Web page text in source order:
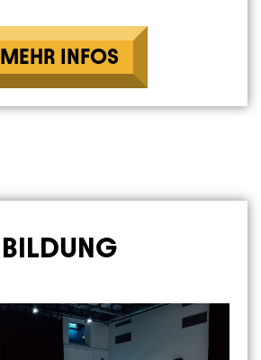
MEHR INFOS
BILDUNG